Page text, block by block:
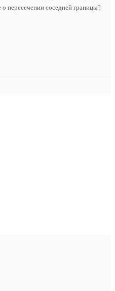
пересечении соседней границы?